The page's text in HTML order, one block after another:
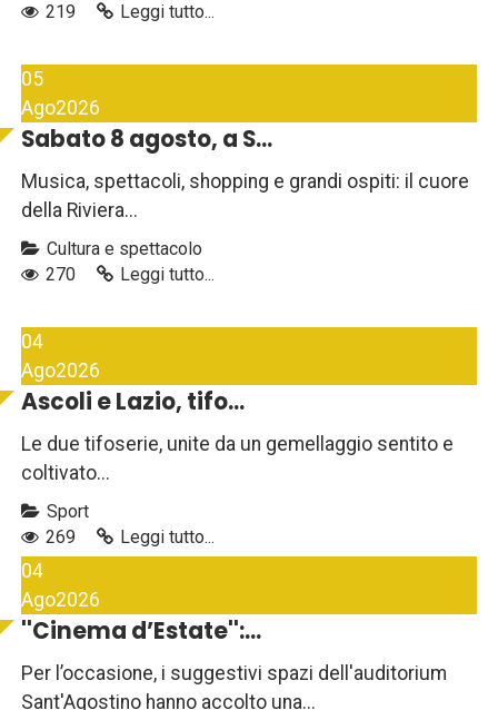
219
Leggi tutto...
05
Ago2026
Sabato 8 agosto, a S...
Musica, spettacoli, shopping e grandi ospiti: il cuore
della Riviera...
Cultura e spettacolo
270
Leggi tutto...
04
Ago2026
Ascoli e Lazio, tifo...
Le due tifoserie, unite da un gemellaggio sentito e
coltivato...
Sport
269
Leggi tutto...
04
Ago2026
''Cinema d’Estate'':...
Per l’occasione, i suggestivi spazi dell'auditorium
Sant'Agostino hanno accolto una...